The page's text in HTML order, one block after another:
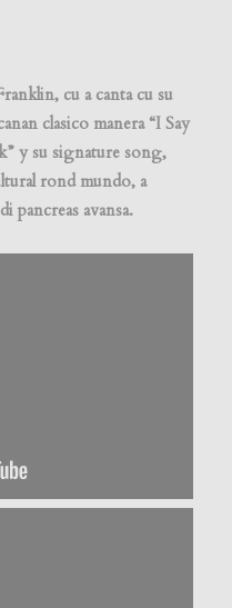
cu a canta cu su
clasico manera “I Say
y su signature song,
rond mundo, a
pancreas avansa.